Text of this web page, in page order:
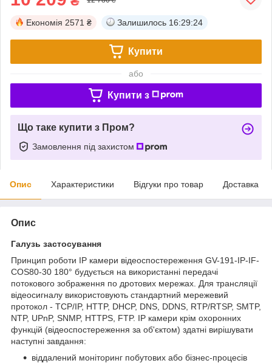
Економія 2571 ₴ Залишилось 16:29:23
Купити
або
Купити з
Що таке купити з Пром?
Замовлення під захистом
Опис Характеристики Відгуки про товар Доставка
Опис
Галузь застосування
Принцип роботи IP камери відеоспостереження GV-191-IP-IF-
COS80-30 180° будується на використанні передачі
потокового зображення по дротових мережах. Для трансляції
відеосигналу використовують стандартний мережевий
протокол - TCP/IP, HTTP, DHCP, DNS, DDNS, RTP/RTSP, SMTP,
NTP, UPnP, SNMP, HTTPS, FTP. IP камери крім охоронних
функцій (відеоспостереження за об'єктом) здатні вирішувати
наступні завдання:
віддалений моніторинг побутових або бізнес-процесів